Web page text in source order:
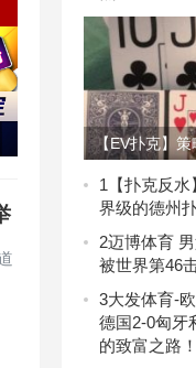
【EV扑克】
么获取更多价
1 【扑克反
界级的德州
2迈博体育
被世界第46
3大发体育-
德国2-0匈牙
的致富之路！